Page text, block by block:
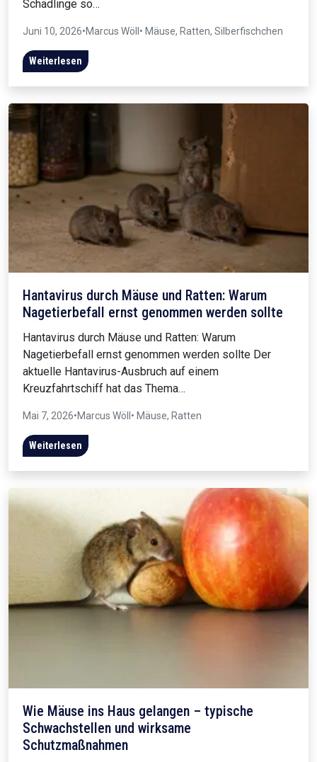
Schädlinge so…
Juni 10, 2026•Marcus Wöll • Mäuse, Ratten, Silberfischchen
Weiterlesen
Hantavirus durch Mäuse und Ratten: Warum
Nagetierbefall ernst genommen werden sollte
Hantavirus durch Mäuse und Ratten: Warum
Nagetierbefall ernst genommen werden sollte Der
aktuelle Hantavirus-Ausbruch auf einem
Kreuzfahrtschiff hat das Thema…
Mai 7, 2026•Marcus Wöll • Mäuse, Ratten
Weiterlesen
Wie Mäuse ins Haus gelangen – typische
Schwachstellen und wirksame
Schutzmaßnahmen